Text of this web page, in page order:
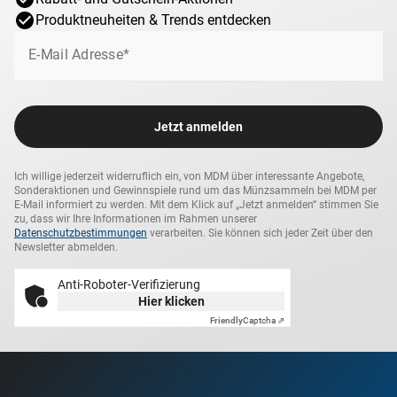
Lieferzeit 3-5 Werktage
Produktneuheiten & Trends entdecken
E-Mail Adresse*
Jetzt anmelden
Ich willige jederzeit widerruflich ein, von MDM über interessante Angebote,
Sonderaktionen und Gewinnspiele rund um das Münzsammeln bei MDM per
E-Mail informiert zu werden. Mit dem Klick auf „Jetzt anmelden“ stimmen Sie
zu, dass wir Ihre Informationen im Rahmen unserer
Datenschutzbestimmungen verarbeiten. Sie können sich jeder Zeit über den
Newsletter abmelden.
Anti-Roboter-Verifizierung
Hier klicken
FriendlyCaptcha ⇗